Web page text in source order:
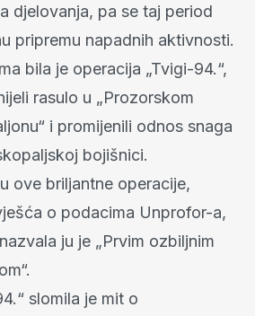
djelovanja, pa se taj period
pripremu napadnih aktivnosti.
bila je operacija „Tvigi-94.“,
rasulo u „Prozorskom
i promijenili odnos snaga
bojišnici.
ove briljantne operacije,
o podacima Unprofor-a,
ju je „Prvim ozbiljnim
slomila je mit o